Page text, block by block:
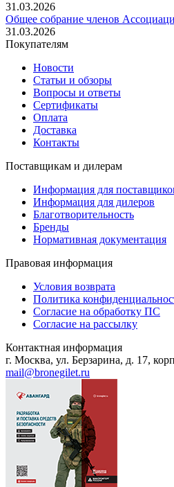
31.03.2026
Общее собрание членов
31.03.2026
Покупателям
Новости
Статьи и обзоры
Вопросы и ответы
Сертификаты
Оплата
Доставка
Контакты
Поставщикам и дилерам
Информация для
Информация для дилеров
Благотворительность
Бренды
Нормативная документация
Правовая информация
Условия возврата
Политика
Согласие на обработку ПС
Согласие на рассылку
Контактная информация
г. Москва, ул. Берзарина, д. 17,
mail@bronegilet.ru